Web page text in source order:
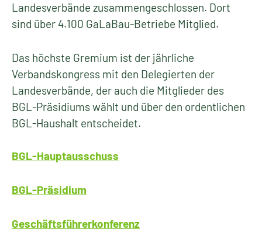
Landesverbände zusammengeschlossen. Dort
sind über 4.100 GaLaBau-Betriebe Mitglied.
Das höchste Gremium ist der jährliche
Verbandskongress mit den Delegierten der
Landesverbände, der auch die Mitglieder des
BGL-Präsidiums wählt und über den ordentlichen
BGL-Haushalt entscheidet.
BGL-Hauptausschuss
BGL-Präsidium
Geschäftsführerkonferenz